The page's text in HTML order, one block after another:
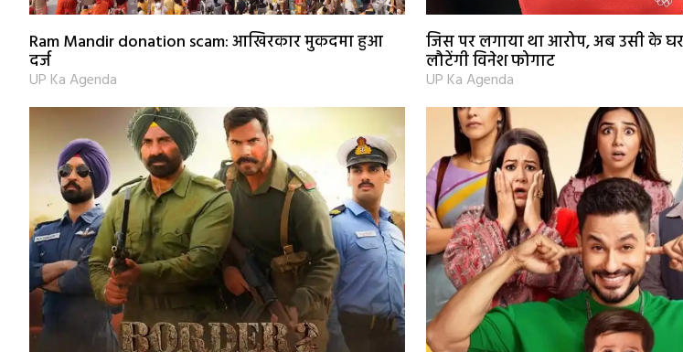
Ram Mandir donation scam: आखिरकार मुकदमा हुआ
दर्ज
UP Ka Agenda
जिस पर लगाया था आरोप, अब उसी के
लौटेंगी विनेश फोगाट
UP Ka Agenda